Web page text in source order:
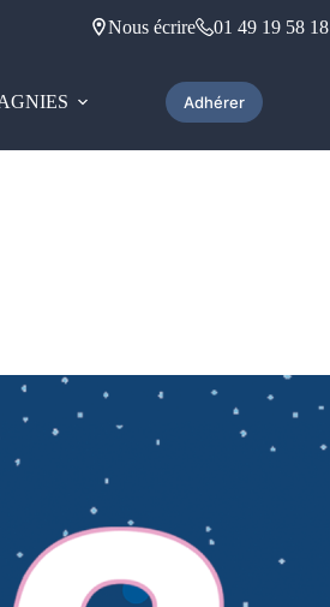
Nous écrire 01 49 19 58 18
Adhérer